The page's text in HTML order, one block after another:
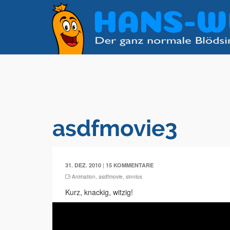
asdfmovie3
31. DEZ. 2010 | 15 KOMMENTARE
Animation, asdfmovie, sinnlos
Kurz, knackig, witzig!